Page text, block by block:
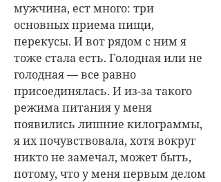
мужчина, ест много: три
основных приема пищи,
перекусы. И вот рядом с ним я
тоже стала есть. Голодная или не
голодная — все равно
присоединялась. И из-за такого
режима питания у меня
появились лишние килограммы,
я их почувствовала, хотя вокруг
никто не замечал, может быть,
потому, что у меня первым делом